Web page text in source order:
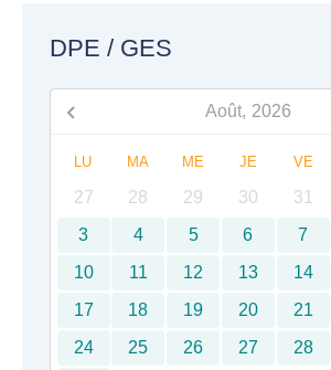
DPE / GES
Août, 2026
LU MA ME JE VE
27 28 29 30 31
3
4 5 6 7
10
11 12 13 14
17
18 19 20 21
24
25 26 27 28